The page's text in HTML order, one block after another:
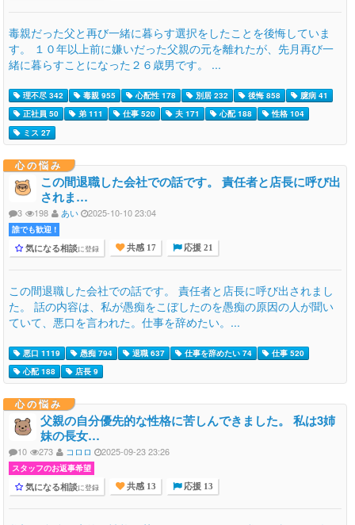
毒親だった父と再び一緒に暮らす選択をしたことを後悔していま
す。 １０年以上前に嫌いだった父親の元を離れたが、先月再び一
緒に暮らすことになった２６歳男です。 ...
理不尽 342 毒親 955 心配性 178 別居 232 後悔 858
臆病 41
正社員 50
弟 111 仕事 520 夫 171 心配 188
性格 104
ミス 27
心の悩み
この間退職した会社での話です。 責任者と店長に呼び出
されま…
3 198 あい 2025-10-10 23:04
誰でも歓迎 !
気になる相談に登録 共感 17 応援 21
この間退職した会社での話です。 責任者と店長に呼び出されまし
た。 話の内容は、私が愚痴をこぼしたのを愚痴の原因の人が聞い
ていて、悪口を言われた。仕事を辞めたい。...
悪口 1119 愚痴 794 退職 637 仕事を辞めたい 74
仕事 520
心配 188
店長 9
心の悩み
父親の自分優先的な性格に苦しんできました。 私は3姉
妹の長女…
10 273 コロロ 2025-09-23 23:26
スタッフのお返事希望
気になる相談に登録 共感 13 応援 13